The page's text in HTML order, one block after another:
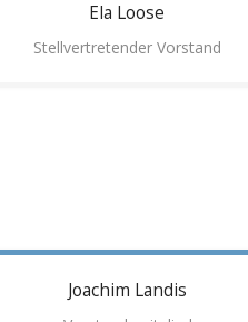
Ela Loose
Stellvertretender Vorstand
Joachim Landis